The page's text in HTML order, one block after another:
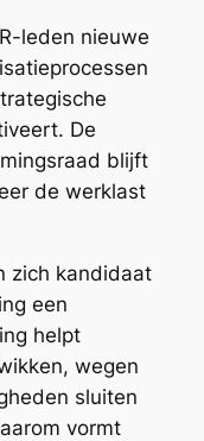
leden nieuwe
De
blijft
de werklast
zich kandidaat
een
helpt
wegen
sluiten
vormt